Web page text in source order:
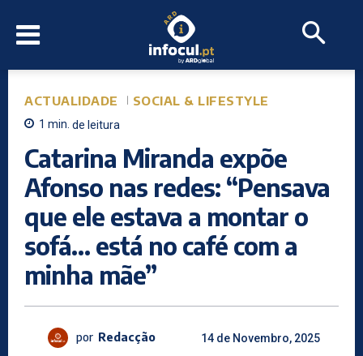
ACTUALIDADE SOCIAL & LIFESTYLE
1 min. de leitura
Catarina Miranda expõe
Afonso nas redes: “Pensava
que ele estava a montar o
sofá… está no café com a
minha mãe”
por Redacção 14 de Novembro, 2025